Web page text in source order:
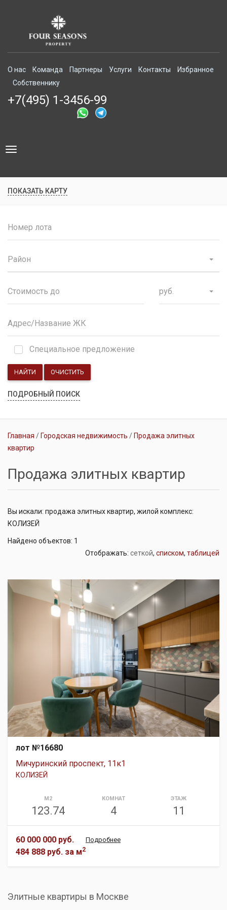
О нас Команда Партнеры Услуги Контакты
Избранное
Собственнику
+7(495) 1-3456-99
Toggle
ПОКАЗАТЬ КАРТУ
Район
руб.
Специальное предложение
НАЙТИ ОЧИСТИТЬ
ПОДРОБНЫЙ ПОИСК
Главная Городская недвижимость
Продажа элитных
квартир
Продажа элитных квартир
Вы искали: продажа элитных квартир, жилой комплекс:
КОЛИЗЕЙ
Найдено объектов: 1
Отображать: сеткой, списком, таблицей
лот №16680
Мичуринский проспект, 11к1
КОЛИЗЕЙ
М2
123.74
КОМНАТ
4
ЭТАЖ
11
60 000 000 руб.
484 888 руб. за м2
Подробнее
Элитные квартиры в Москве